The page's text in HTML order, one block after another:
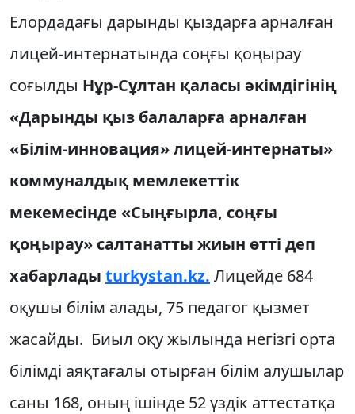
Елордадағы дарынды қыздарға арналған
лицей-интернатында соңғы қоңырау
соғылды Нұр-Сұлтан қаласы әкімдігінің
«Дарынды қыз балаларға арналған
«Білім-инновация» лицей-интернаты»
коммуналдық мемлекеттік
мекемесінде «Сыңғырла, соңғы
қоңырау» салтанатты жиын өтті деп
хабарлады turkystan.kz. Лицейде 684
оқушы білім алады, 75 педагог қызмет
жасайды. Биыл оқу жылында негізгі орта
білімді аяқтағалы отырған білім алушылар
саны 168, оның ішінде 52 үздік аттестатқа